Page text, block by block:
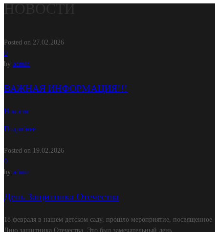
НОВОСТИ
Posted on 27.02.2026
0
by admin
ВАЖНАЯ ИНФОРМАЦИЯ!!!
Новости
Подробнее...
Posted on 19.02.2026
0
by admin
День Защитника Отечества
18 февраля в нашем детском саду, прошло мероприятие, посвященное
Дню защитника Отечества. Это был замечательный день,